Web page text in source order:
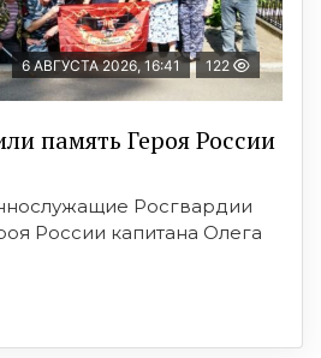
6 АВГУСТА 2026, 16:41 122
память Героя России
Росгвардии
России капитана Олега